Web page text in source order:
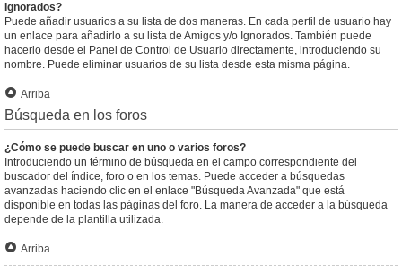
Ignorados?
Puede añadir usuarios a su lista de dos maneras. En cada perfil de usuario hay
un enlace para añadirlo a su lista de Amigos y/o Ignorados. También puede
hacerlo desde el Panel de Control de Usuario directamente, introduciendo su
nombre. Puede eliminar usuarios de su lista desde esta misma página.
Arriba
Búsqueda en los foros
¿Cómo se puede buscar en uno o varios foros?
Introduciendo un término de búsqueda en el campo correspondiente del
buscador del índice, foro o en los temas. Puede acceder a búsquedas
avanzadas haciendo clic en el enlace "Búsqueda Avanzada" que está
disponible en todas las páginas del foro. La manera de acceder a la búsqueda
depende de la plantilla utilizada.
Arriba